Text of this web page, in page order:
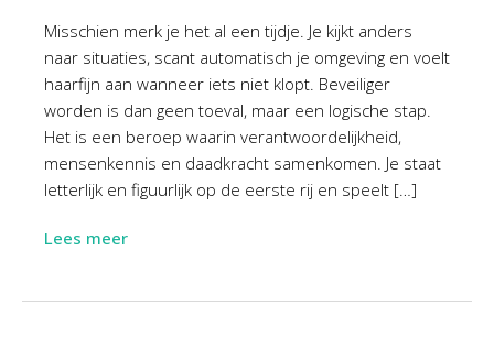
Misschien merk je het al een tijdje. Je kijkt anders
naar situaties, scant automatisch je omgeving en voelt
haarfijn aan wanneer iets niet klopt. Beveiliger
worden is dan geen toeval, maar een logische stap.
Het is een beroep waarin verantwoordelijkheid,
mensenkennis en daadkracht samenkomen. Je staat
letterlijk en figuurlijk op de eerste rij en speelt […]
Lees meer